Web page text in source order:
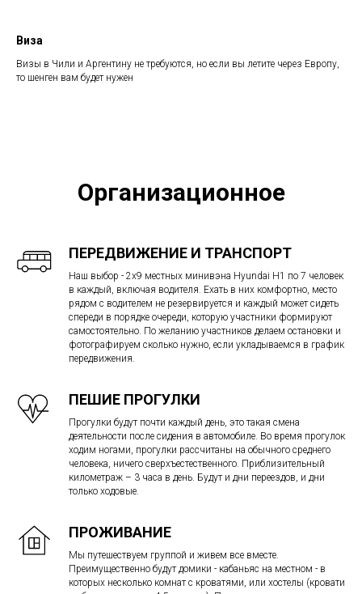
Виза
Визы в Чили и Аргентину не требуются, но если вы летите через Европу,
то шенген вам будет нужен
Организационное
ПЕРЕДВИЖЕНИЕ И ТРАНСПОРТ
Наш выбор - 2х9 местных минивэна Hyundai H1 по 7 человек
в каждый, включая водителя. Ехать в них комфортно, место
рядом с водителем не резервируется и каждый может сидеть
спереди в порядке очереди, которую участники формируют
самостоятельно. По желанию участников делаем остановки и
фотографируем сколько нужно, если укладываемся в график
передвижения.
ПЕШИЕ ПРОГУЛКИ
Прогулки будут почти каждый день, это такая смена
деятельности после сидения в автомобиле. Во время прогулок
ходим ногами, прогулки рассчитаны на обычного среднего
человека, ничего сверхъестественного. Приблизительный
километраж – 3 часа в день. Будут и дни переездов, и дни
только ходовые.
ПРОЖИВАНИЕ
Мы путешествуем группой и живем все вместе.
Преимущественно будут домики - кабаньяс на местном - в
которых несколько комнат с кроватями, или хостелы (кровати